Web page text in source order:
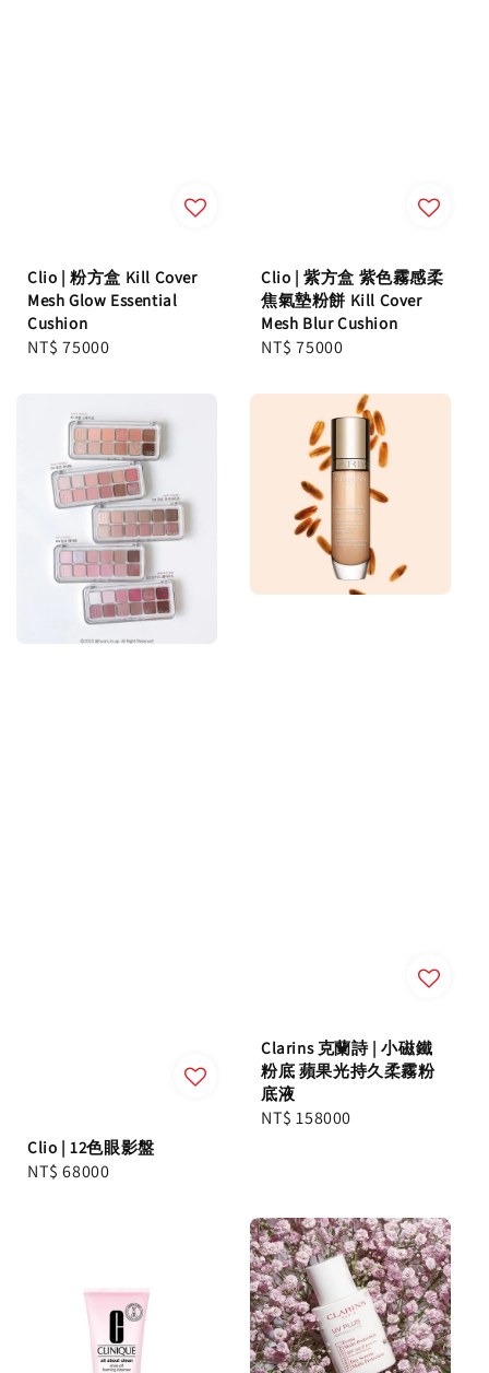
Clio | 粉方盒 Kill Cover
Mesh Glow Essential
Cushion
Regular
NT$ 75000
Clio | 紫方盒 紫色霧感柔
焦氣墊粉餅 Kill Cover
Mesh Blur Cushion
Regular
NT$ 75000
Clio | 12色眼影盤
Regular
NT$ 68000
Clarins 克蘭詩 | 小磁鐵
粉底 蘋果光持久柔霧粉
底液
Regular
NT$ 158000